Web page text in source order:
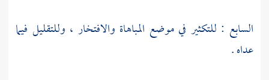
السابع : للتكثير في موضع المباهاة والافتخار ، وللتقليل فيما
عداه .